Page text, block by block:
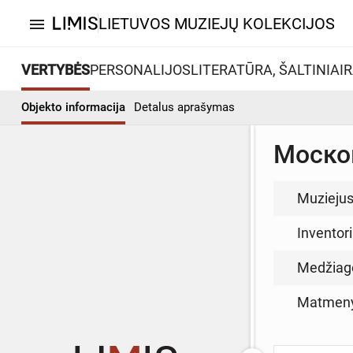
menu LIETUVOS MUZIEJŲ KOLEKCIJOS
VERTYBĖSPERSONALIJOSLITERATŪRA, ŠALTINIAI
Objekto informacija Detalus aprašymas
Muziejus